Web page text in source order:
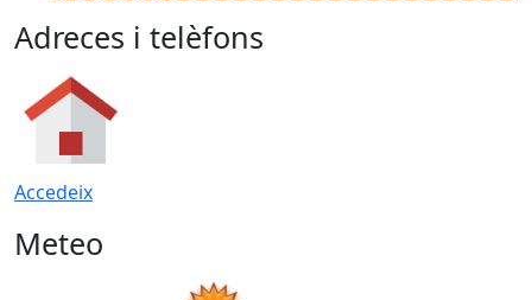
Adreces i telèfons
Accedeix
Meteo